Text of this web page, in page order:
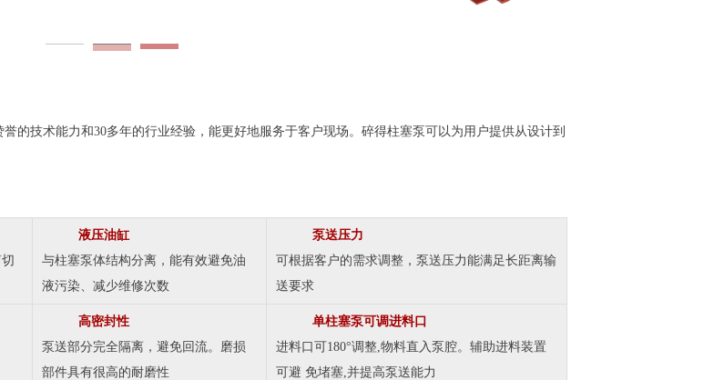
的技术能力和30多年的行业经验，能更好地服务于客户现场。碎得柱塞泵可以为用户提供从设计到
液压油缸
与柱塞泵体结构分离，能有效避免油
液污染、减少维修次数
泵送压力
可根据客户的需求调整，泵送压力能满足长距离输
送要求
高密封性
泵送部分完全隔离，避免回流。磨损
部件具有很高的耐磨性
单柱塞泵可调进料口
进料口可180°调整,物料直入泵腔。辅助进料装置
可避 免堵塞,并提高泵送能力